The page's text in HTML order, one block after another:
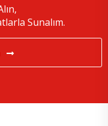
Sunalım.